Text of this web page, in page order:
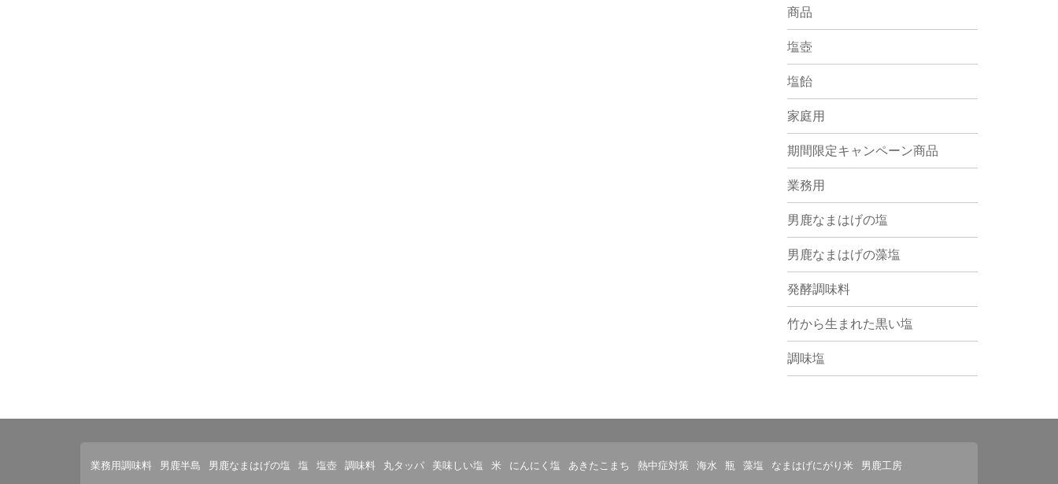
商品
塩壺
塩飴
家庭用
期間限定キャンペーン商品
業務用
男鹿なまはげの塩
男鹿なまはげの藻塩
発酵調味料
竹から生まれた黒い塩
調味塩
業務用調味料 男鹿半島 男鹿なまはげの塩 塩 塩壺 調味料 丸タッパ 美味しい塩 米 にんにく塩 あきたこまち 熱中症対策 海水 瓶 藻塩 なまはげにがり米 男鹿工房